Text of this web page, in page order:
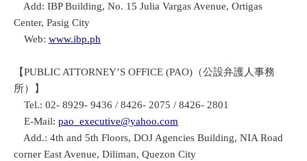
Add: IBP Building, No. 15 Julia Vargas Avenue, Ortigas
Center, Pasig City
Web: www.ibp.ph
【PUBLIC ATTORNEY’S OFFICE (PAO)（公設弁護人事務
所）】
Tel.: 02- 8929- 9436 / 8426- 2075 / 8426- 2801
E-Mail: pao_executive@yahoo.com
Add.: 4th and 5th Floors, DOJ Agencies Building, NIA Road
corner East Avenue, Diliman, Quezon City